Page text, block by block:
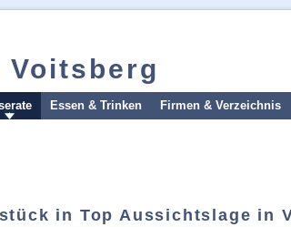
Voitsberg
Essen & Trinken Firmen & Verzeichnis
in Top Aussichtslage in